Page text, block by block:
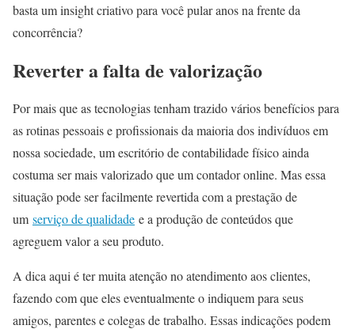
basta um insight criativo para você pular anos na frente da
concorrência?
Reverter a falta de valorização
Por mais que as tecnologias tenham trazido vários benefícios para
as rotinas pessoais e profissionais da maioria dos indivíduos em
nossa sociedade, um escritório de contabilidade físico ainda
costuma ser mais valorizado que um contador online. Mas essa
situação pode ser facilmente revertida com a prestação de
um serviço de qualidade e a produção de conteúdos que
agreguem valor a seu produto.
A dica aqui é ter muita atenção no atendimento aos clientes,
fazendo com que eles eventualmente o indiquem para seus
amigos, parentes e colegas de trabalho. Essas indicações podem